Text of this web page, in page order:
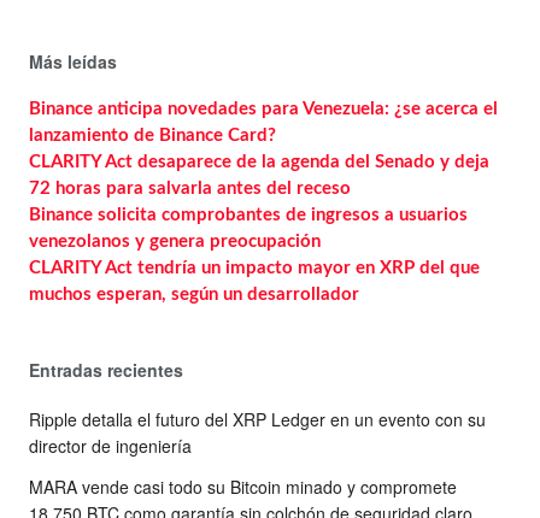
Más leídas
Binance anticipa novedades para Venezuela: ¿se acerca el
lanzamiento de Binance Card?
CLARITY Act desaparece de la agenda del Senado y deja
72 horas para salvarla antes del receso
Binance solicita comprobantes de ingresos a usuarios
venezolanos y genera preocupación
CLARITY Act tendría un impacto mayor en XRP del que
muchos esperan, según un desarrollador
Entradas recientes
Ripple detalla el futuro del XRP Ledger en un evento con su
director de ingeniería
MARA vende casi todo su Bitcoin minado y compromete
18.750 BTC como garantía sin colchón de seguridad claro